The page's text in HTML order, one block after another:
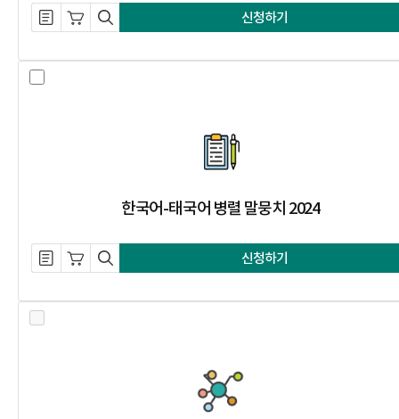
설명 자료 내려받기
장바구니 담기
미리보기 신청하기
한국어-태국어 병렬 말뭉치 2024
설명 자료 내려받기
장바구니 담기
미리보기 신청하기